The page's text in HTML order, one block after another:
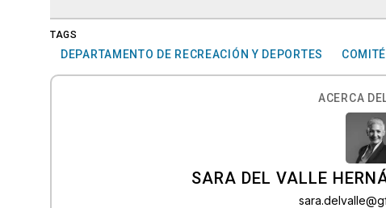
TAGS
DEPARTAMENTO DE RECREACIÓN Y DEPORTES
ACERCA
SARA DEL VALLE